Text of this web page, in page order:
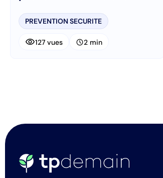
PREVENTION SECURITE
visibility127 vues schedule2 min